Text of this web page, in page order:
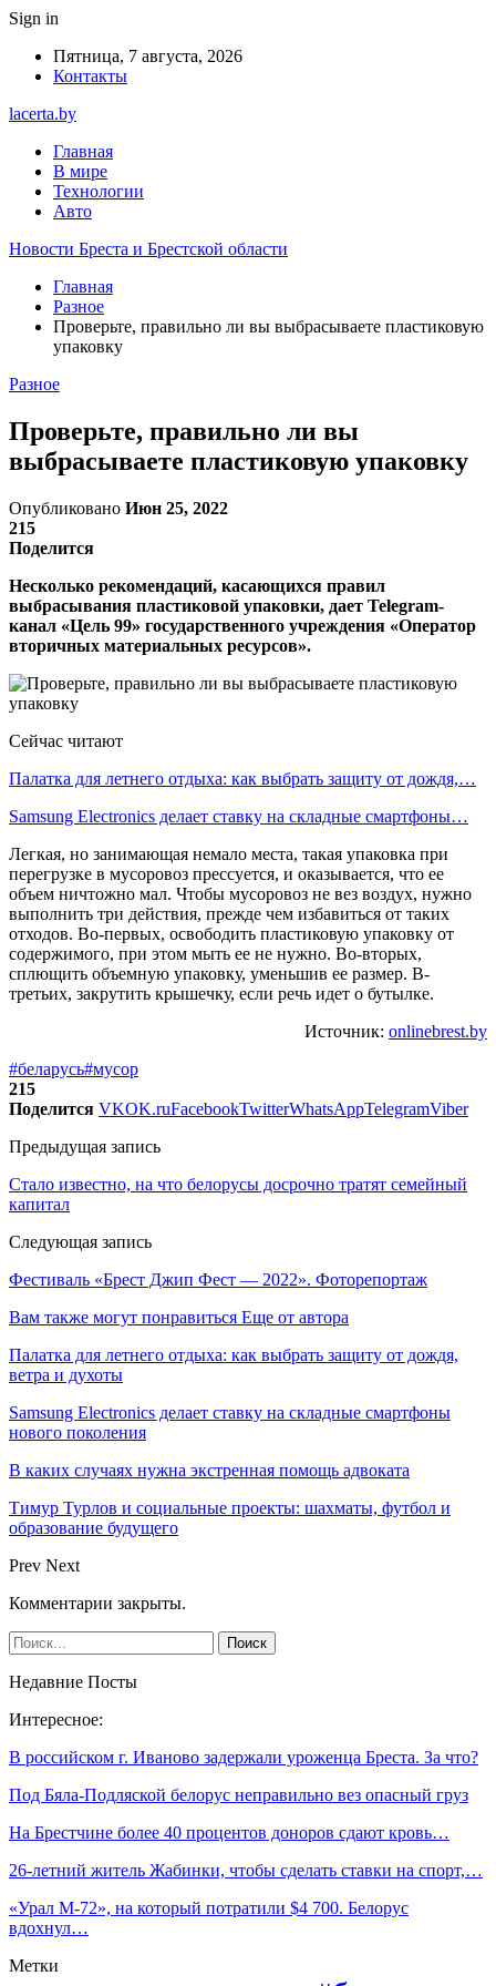
Sign in
Пятница, 7 августа, 2026
Контакты
lacerta.by
Главная
В мире
Технологии
Авто
Новости Бреста и Брестской области
Главная
Разное
Проверьте, правильно ли вы выбрасываете пластиковую
упаковку
Разное
Проверьте, правильно ли вы
выбрасываете пластиковую упаковку
Опубликовано Июн 25, 2022
215
Поделится
Несколько рекомендаций, касающихся правил
выбрасывания пластиковой упаковки, дает Telegram-
канал «Цель 99» государственного учреждения «Оператор
вторичных материальных ресурсов».
Сейчас читают
Палатка для летнего отдыха: как выбрать защиту от дождя,…
Samsung Electronics делает ставку на складные смартфоны…
Легкая, но занимающая немало места, такая упаковка при
перегрузке в мусоровоз прессуется, и оказывается, что ее
объем ничтожно мал. Чтобы мусоровоз не вез воздух, нужно
выполнить три действия, прежде чем избавиться от таких
отходов. Во-первых, освободить пластиковую упаковку от
содержимого, при этом мыть ее не нужно. Во-вторых,
сплющить объемную упаковку, уменьшив ее размер. В-
третьих, закрутить крышечку, если речь идет о бутылке.
Источник: onlinebrest.by
#беларусь#мусор
215
Поделится VKOK.ruFacebookTwitterWhatsAppTelegramViber
Предыдущая запись
Стало известно, на что белорусы досрочно тратят семейный
капитал
Следующая запись
Фестиваль «Брест Джип Фест — 2022». Фоторепортаж
Вам также могут понравиться Еще от автора
Палатка для летнего отдыха: как выбрать защиту от дождя,
ветра и духоты
Samsung Electronics делает ставку на складные смартфоны
нового поколения
В каких случаях нужна экстренная помощь адвоката
Тимур Турлов и социальные проекты: шахматы, футбол и
образование будущего
Prev Next
Комментарии закрыты.
Недавние Посты
Интересное:
В российском г. Иваново задержали уроженца Бреста. За что?
Под Бяла-Подляской белорус неправильно вез опасный груз
На Брестчине более 40 процентов доноров сдают кровь…
26-летний житель Жабинки, чтобы сделать ставки на спорт,…
«Урал М-72», на который потратили $4 700. Белорус
вдохнул…
Метки